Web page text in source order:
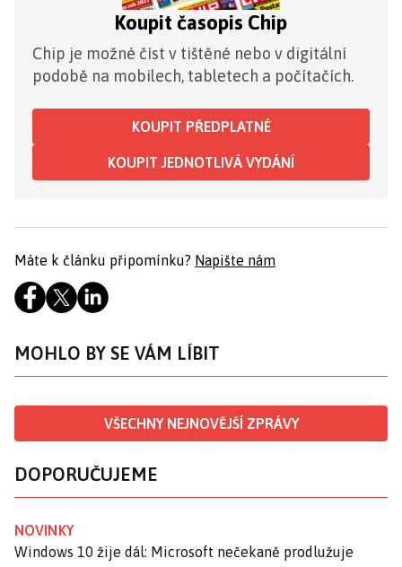
Koupit časopis Chip
Chip je možné číst v tištěné nebo v digitální
podobě na mobilech, tabletech a počítačích.
KOUPIT PŘEDPLATNÉ
KOUPIT JEDNOTLIVÁ VYDÁNÍ
Máte k článku připomínku? Napište nám
MOHLO BY SE VÁM LÍBIT
VŠECHNY NEJNOVĚJŠÍ ZPRÁVY
DOPORUČUJEME
NOVINKY
Windows 10 žije dál: Microsoft nečekaně prodlužuje